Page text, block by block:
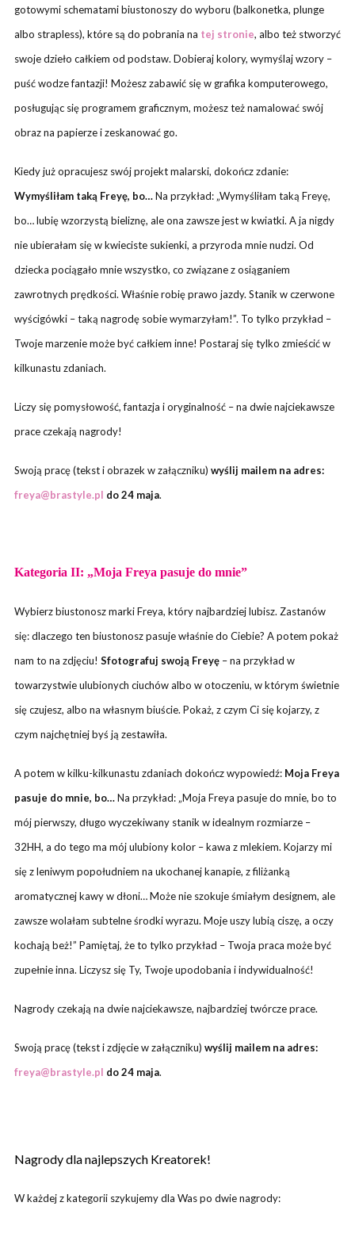
gotowymi schematami biustonoszy do wyboru (balkonetka, plunge
albo strapless), które są do pobrania na tej stronie, albo też stworzyć
swoje dzieło całkiem od podstaw. Dobieraj kolory, wymyślaj wzory –
puść wodze fantazji! Możesz zabawić się w grafika komputerowego,
posługując się programem graficznym, możesz też namalować swój
obraz na papierze i zeskanować go.
Kiedy już opracujesz swój projekt malarski, dokończ zdanie:
Wymyśliłam taką Freyę, bo…Na przykład: „Wymyśliłam taką Freyę,
bo… lubię wzorzystą bieliznę, ale ona zawsze jest w kwiatki. A ja nigdy
nie ubierałam się w kwieciste sukienki, a przyroda mnie nudzi. Od
dziecka pociągało mnie wszystko, co związane z osiąganiem
zawrotnych prędkości. Właśnie robię prawo jazdy. Stanik w czerwone
wyścigówki – taką nagrodę sobie wymarzyłam!”. To tylko przykład –
Twoje marzenie może być całkiem inne! Postaraj się tylko zmieścić w
kilkunastu zdaniach.
Liczy się pomysłowość, fantazja i oryginalność – na dwie najciekawsze
prace czekają nagrody!
Swoją pracę (tekst i obrazek w załączniku) wyślij mailem na adres:
freya@brastyle.pl do 24 maja.
Kategoria II: „Moja Freya pasuje do mnie”
Wybierz biustonosz marki Freya, który najbardziej lubisz. Zastanów
się: dlaczego ten biustonosz pasuje właśnie do Ciebie? A potem pokaż
nam to na zdjęciu! Sfotografuj swoją Freyę– na przykład w
towarzystwie ulubionych ciuchów albo w otoczeniu, w którym świetnie
się czujesz, albo na własnym biuście. Pokaż, z czym Ci się kojarzy, z
czym najchętniej byś ją zestawiła.
A potem w kilku-kilkunastu zdaniach dokończ wypowiedź: Moja Freya
pasuje do mnie, bo…Na przykład: „Moja Freya pasuje do mnie, bo to
mój pierwszy, długo wyczekiwany stanik w idealnym rozmiarze –
32HH, a do tego ma mój ulubiony kolor – kawa z mlekiem. Kojarzy mi
się z leniwym popołudniem na ukochanej kanapie, z filiżanką
aromatycznej kawy w dłoni… Może nie szokuje śmiałym designem, ale
zawsze wolałam subtelne środki wyrazu. Moje uszy lubią ciszę, a oczy
kochają beż!” Pamiętaj, że to tylko przykład – Twoja praca może być
zupełnie inna. Liczysz się Ty, Twoje upodobania i indywidualność!
Nagrody czekają na dwie najciekawsze, najbardziej twórcze prace.
Swoją pracę (tekst i zdjęcie w załączniku) wyślij mailem na adres:
freya@brastyle.pl do 24 maja.
Nagrody dla najlepszych Kreatorek!
W każdej z kategorii szykujemy dla Was po dwie nagrody: